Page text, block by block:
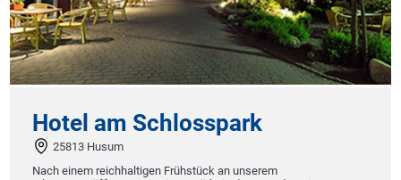
Hotel am Schlosspark
25813 Husum
Nach einem reichhaltigen Frühstück an unserem